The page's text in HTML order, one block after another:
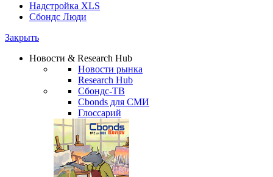
Надстройка XLS
Сбондс Люди
Закрыть
Новости & Research Hub
Новости рынка
Research Hub
Сбондс-ТВ
Cbonds для СМИ
Глоссарий